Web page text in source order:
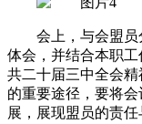
会上，与会盟
体会，并结合本职
共二十届三中全会
的重要途径，要将
展，展现盟员的责